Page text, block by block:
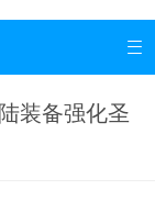

装备强化圣